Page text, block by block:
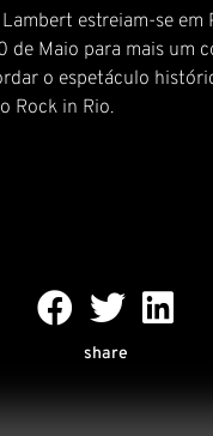
estreiam-se
de Maio para mais um
o espetáculo
Rock in Rio.
share